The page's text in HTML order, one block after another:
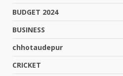
BUDGET 2024
BUSINESS
chhotaudepur
CRICKET